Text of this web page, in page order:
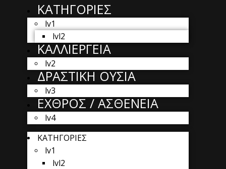
ΚΑΤΗΓΟΡΙΕΣ
lv1
lvl2
ΚΑΛΛΙΕΡΓΕΙΑ
lv2
ΔΡΑΣΤΙΚΗ ΟΥΣΙΑ
lv3
ΕΧΘΡΟΣ / ΑΣΘΕΝΕΙΑ
lv4
ΚΑΤΗΓΟΡΙΕΣ
lv1
lvl2